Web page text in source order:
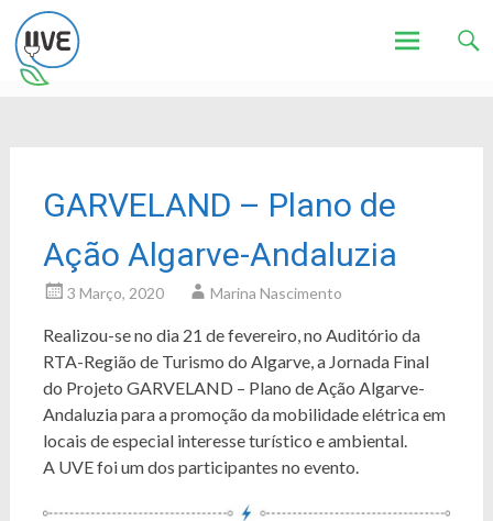
GARVELAND – Plano de
Ação Algarve-Andaluzia
3 Março, 2020 Marina Nascimento
Realizou-se no dia 21 de fevereiro, no Auditório da
RTA-Região de Turismo do Algarve, a Jornada Final
do Projeto GARVELAND – Plano de Ação Algarve-
Andaluzia para a promoção da mobilidade elétrica em
locais de especial interesse turístico e ambiental.
A UVE foi um dos participantes no evento.